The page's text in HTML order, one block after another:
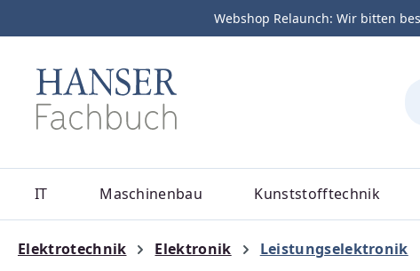
Zur Hauptnavigation springenWebshop Relaunch: Wir bitten
IT Maschinenbau Kunststofftechnik
Elektrotechnik Elektronik Leistungselektronik